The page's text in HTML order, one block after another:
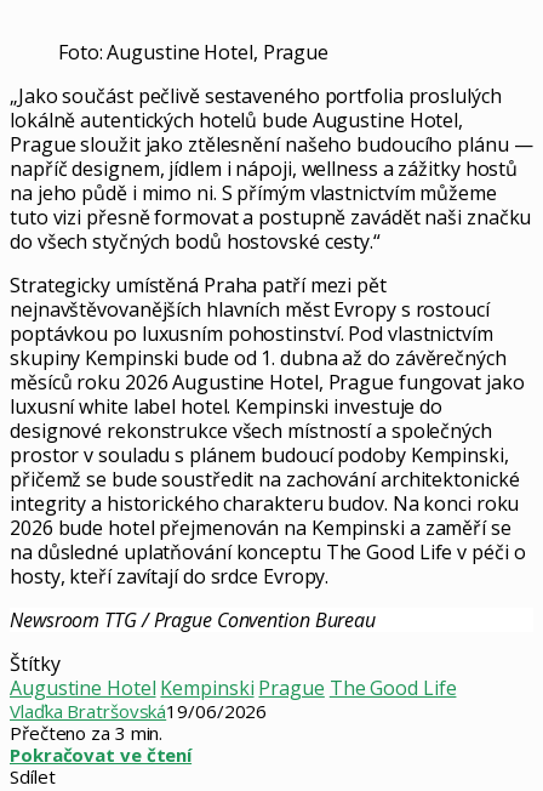
Foto: Augustine Hotel, Prague
„Jako součást pečlivě sestaveného portfolia proslulých
lokálně autentických hotelů bude Augustine Hotel,
Prague sloužit jako ztělesnění našeho budoucího plánu —
napříč designem, jídlem i nápoji, wellness a zážitky hostů
na jeho půdě i mimo ni. S přímým vlastnictvím můžeme
tuto vizi přesně formovat a postupně zavádět naši značku
do všech styčných bodů hostovské cesty.“
Strategicky umístěná Praha patří mezi pět
nejnavštěvovanějších hlavních měst Evropy s rostoucí
poptávkou po luxusním pohostinství. Pod vlastnictvím
skupiny Kempinski bude od 1. dubna až do závěrečných
měsíců roku 2026 Augustine Hotel, Prague fungovat jako
luxusní white label hotel. Kempinski investuje do
designové rekonstrukce všech místností a společných
prostor v souladu s plánem budoucí podoby Kempinski,
přičemž se bude soustředit na zachování architektonické
integrity a historického charakteru budov. Na konci roku
2026 bude hotel přejmenován na Kempinski a zaměří se
na důsledné uplatňování konceptu The Good Life v péči o
hosty, kteří zavítajído srdce Evropy.
Newsroom TTG / Prague Convention Bureau
Štítky
Augustine Hotel Kempinski Prague The Good Life
Vlaďka Bratršovská19/06/2026
Přečteno za 3 min.
Pokračovat ve čtení
Sdílet